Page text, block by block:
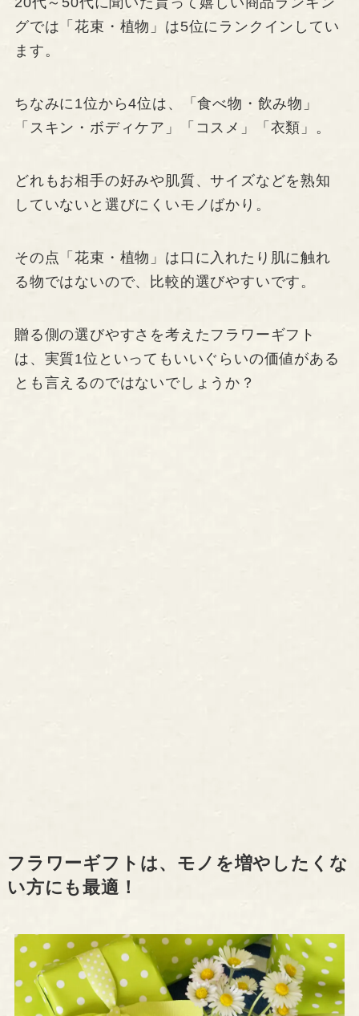
グでは「花束・植物」は5位にランクインしてい
ます。
ちなみに1位から4位は、「食べ物・飲み物」
「スキン・ボディケア」「コスメ」「衣類」。
どれもお相手の好みや肌質、サイズなどを熟知
していないと選びにくいモノばかり。
その点「花束・植物」は口に入れたり肌に触れ
る物ではないので、比較的選びやすいです。
贈る側の選びやすさを考えたフラワーギフト
は、実質1位といってもいいぐらいの価値がある
とも言えるのではないでしょうか？
フラワーギフトは、モノを増やしたくな
い方にも最適！